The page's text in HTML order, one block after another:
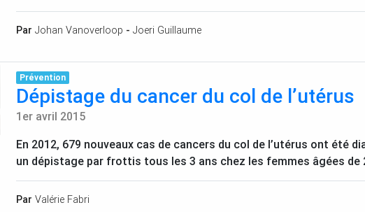
Par Johan Vanoverloop - Joeri Guillaume
Prévention
Dépistage du cancer du col de l’utérus
1er avril 2015
En 2012, 679 nouveaux cas de cancers du col de l’utérus ont été
un dépistage par frottis tous les 3 ans chez les femmes âgées de
Par Valérie Fabri